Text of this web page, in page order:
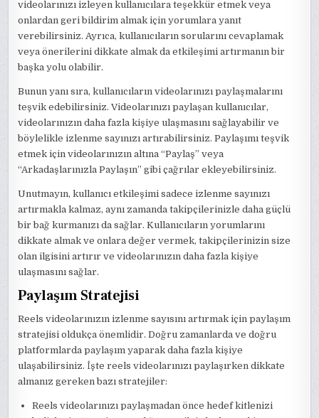
videolarınızı izleyen kullanıcılara teşekkür etmek veya
onlardan geri bildirim almak için yorumlara yanıt
verebilirsiniz. Ayrıca, kullanıcıların sorularını cevaplamak
veya önerilerini dikkate almak da etkileşimi artırmanın bir
başka yolu olabilir.
Bunun yanı sıra, kullanıcıların videolarınızı paylaşmalarını
teşvik edebilirsiniz. Videolarınızı paylaşan kullanıcılar,
videolarınızın daha fazla kişiye ulaşmasını sağlayabilir ve
böylelikle izlenme sayınızı artırabilirsiniz. Paylaşımı teşvik
etmek için videolarınızın altına “Paylaş” veya
“Arkadaşlarınızla Paylaşın” gibi çağrılar ekleyebilirsiniz.
Unutmayın, kullanıcı etkileşimi sadece izlenme sayınızı
artırmakla kalmaz, aynı zamanda takipçilerinizle daha güçlü
bir bağ kurmanızı da sağlar. Kullanıcıların yorumlarını
dikkate almak ve onlara değer vermek, takipçilerinizin size
olan ilgisini artırır ve videolarınızın daha fazla kişiye
ulaşmasını sağlar.
Paylaşım Stratejisi
Reels videolarınızın izlenme sayısını artırmak için paylaşım
stratejisi oldukça önemlidir. Doğru zamanlarda ve doğru
platformlarda paylaşım yaparak daha fazla kişiye
ulaşabilirsiniz. İşte reels videolarınızı paylaşırken dikkate
almanız gereken bazı stratejiler:
Reels videolarınızı paylaşmadan önce hedef kitlenizi